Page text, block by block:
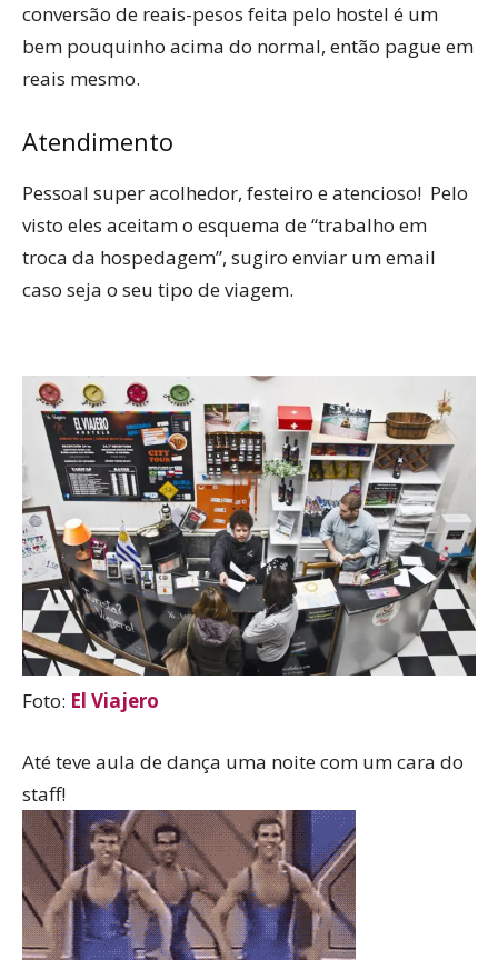
conversão de reais-pesos feita pelo hostel é um
bem pouquinho acima do normal, então pague em
reais mesmo.
Atendimento
Pessoal super acolhedor, festeiro e atencioso! Pelo
visto eles aceitam o esquema de “trabalho em
troca da hospedagem”, sugiro enviar um email
caso seja o seu tipo de viagem.
Foto: El Viajero
Até teve aula de dança uma noite com um cara do
staff!